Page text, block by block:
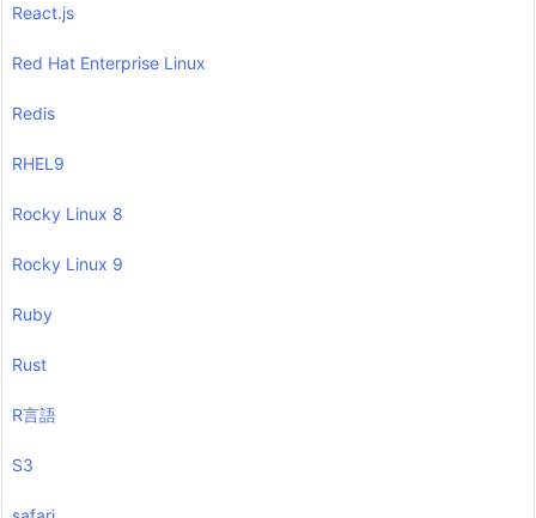
React.js
Red Hat Enterprise Linux
Redis
RHEL9
Rocky Linux 8
Rocky Linux 9
Ruby
Rust
R言語
S3